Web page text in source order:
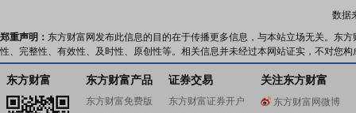
数据
郑重声明： 东方财富网发布此信息的目的在于传播更多信息，与本站立场无关。东
性、完整性、有效性、及时性、原创性等。相关信息并未经过本网站证实，不对您
东方财富 东方财富产品
东方财富免费版
证券交易
东方财富证券开户
关注东方财富
东方财富网微博